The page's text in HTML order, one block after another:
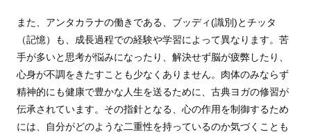
また、アンタカラナの働きである、ブッディ(識別)とチッタ
（記憶）も、成長過程での経験や学習によって異なります。苦
手が多いと思考が悩みになったり、解決せず脳が疲弊したり、
心身が不調をきたすことも少なくありません。肉体のみならず
精神的にも健康で豊かな人生を送るために、古典ヨガの修習が
伝承されています。その指針となる、心の作用を制御するため
には、自分がどのような二重性を持っているのか気づくことも